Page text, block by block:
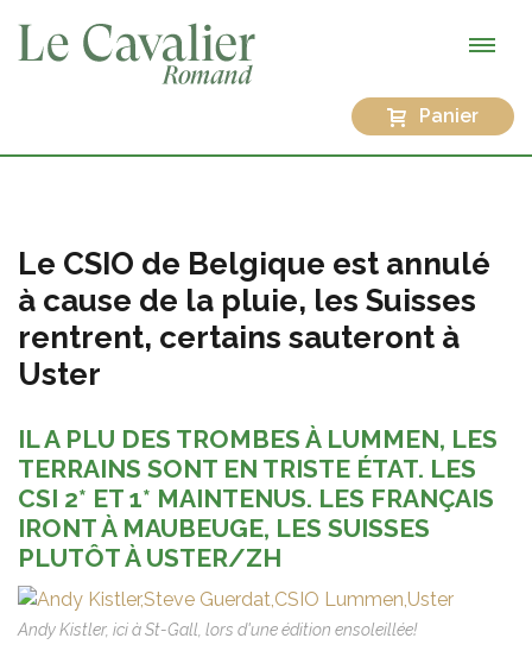
Panier
Le CSIO de Belgique est annulé
à cause de la pluie, les Suisses
rentrent, certains sauteront à
Uster
IL A PLU DES TROMBES À LUMMEN, LES
TERRAINS SONT EN TRISTE ÉTAT. LES
CSI 2* ET 1* MAINTENUS. LES FRANÇAIS
IRONT À MAUBEUGE, LES SUISSES
PLUTÔT À USTER/ZH
Andy Kistler, ici à St-Gall, lors d'une édition ensoleillée!